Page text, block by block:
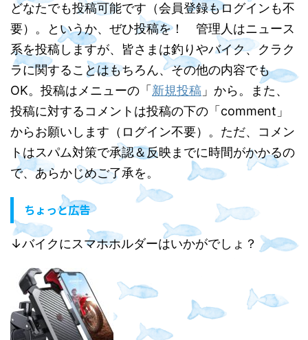
どなたでも投稿可能です（会員登録もログインも不
要）。というか、ぜひ投稿を！ 管理人はニュース
系を投稿しますが、皆さまは釣りやバイク、クラク
ラに関することはもちろん、その他の内容でも
OK。投稿はメニューの「 新規投稿 」から。また、
投稿に対するコメントは投稿の下の「comment」
からお願いします（ログイン不要）。ただ、コメン
トはスパム対策で承認＆反映までに時間がかかるの
で、あらかじめご了承を。
ちょっと広告
↓バイクにスマホホルダーはいかがでしょ？